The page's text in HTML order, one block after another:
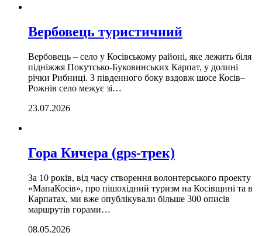
Вербовець туристичний
Вербовець – село у Косівському районі, яке лежить біля
підніжжя Покутсько-Буковинських Карпат, у долині
річки Рибниці. З південного боку вздовж шосе Косів–
Рожнів село межує зі…
23.07.2026
Гора Кичера (gps-трек)
За 10 років, від часу створення волонтерського проекту
«МапаКосів», про пішохідний туризм на Косівщині та в
Карпатах, ми вже опублікували більше 300 описів
маршрутів горами…
08.05.2026